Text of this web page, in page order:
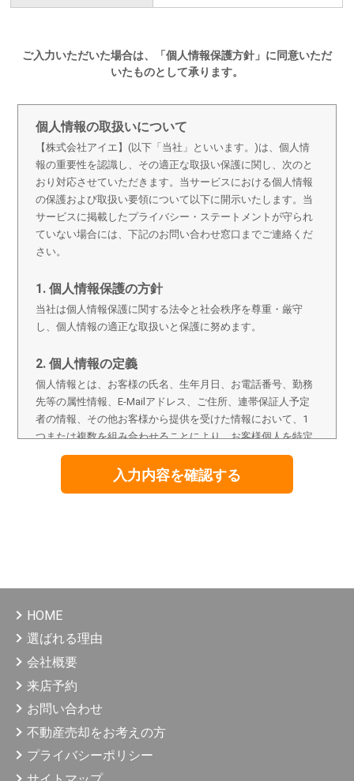
ご入力いただいた場合は、「個人情報保護方針」に同意いただ
いたものとして承ります。
個人情報の取扱いについて
【株式会社アイエ】(以下「当社」といいます。)は、個人情
報の重要性を認識し、その適正な取扱い保護に関し、次のと
おり対応させていただきます。当サービスにおける個人情報
の保護および取扱い要領について以下に開示いたします。当
サービスに掲載したプライバシー・ステートメントが守られ
ていない場合には、下記のお問い合わせ窓口までご連絡くだ
さい。
1. 個人情報保護の方針
当社は個人情報保護に関する法令と社会秩序を尊重・厳守
し、個人情報の適正な取扱いと保護に努めます。
2. 個人情報の定義
個人情報とは、お客様の氏名、生年月日、お電話番号、勤務
先等の属性情報、E-Mailアドレス、ご住所、連帯保証人予定
者の情報、その他お客様から提供を受けた情報において、1
つまたは複数を組み合わせることにより、お客様個人を特定
することのできる情報をいいます。
3. 個人情報の取得、利用、提供
4. 個人情報の利用目的
（1）不動産の売買、賃貸、仲介、管理等の取引に関す
（2）上記1の利用目的の達成に必要な範囲での、個人情
報の第三者への提供。
（3）当社が取り扱う商品に関する契約の履行、情報、
サービスの提供。
便物、電話、電子メール等による営業活動、及びアンケ
ートのお願い等のマーケティング活動、顧客動向分析ま
たは商品開発等の調査分析。
HOME
選ばれる理由
会社概要
来店予約
お問い合わせ
不動産売却をお考えの方
プライバシーポリシー